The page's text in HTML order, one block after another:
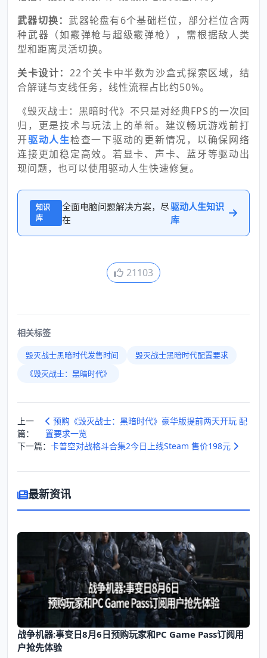
武器切换： 武器轮盘有6个基础栏位，部分栏位含两
种武器（如霰弹枪与超级霰弹枪），需根据敌人类
型和距离灵活切换。
关卡设计：22个关卡中半数为沙盒式探索区域，结
合解谜与支线任务，线性流程占比约50%。
《毁灭战士：黑暗时代》不只是对经典FPS的一次回
归，更是技术与玩法上的革新。建议畅玩游戏前打
开驱动人生检查一下驱动的更新情况，以确保网络
连接更加稳定高效。若显卡、声卡、蓝牙等驱动出
现问题，也可以使用驱动人生快速修复。
知识
库
全面电脑问题解决方案，尽
在
驱动人生知识
库
21103
相关标签
毁灭战士黑暗时代发售时间
毁灭战士黑暗时代配置要求
《毁灭战士：黑暗时代》
上一
篇：
预购《毁灭战士：黑暗时代》豪华版提前两天开玩 配
置要求一览
下一篇： 卡普空对战格斗合集2今日上线Steam 售价198元
最新资讯
战争机器:事变日8月6日预购玩家和PC Game Pass订阅用
户抢先体验